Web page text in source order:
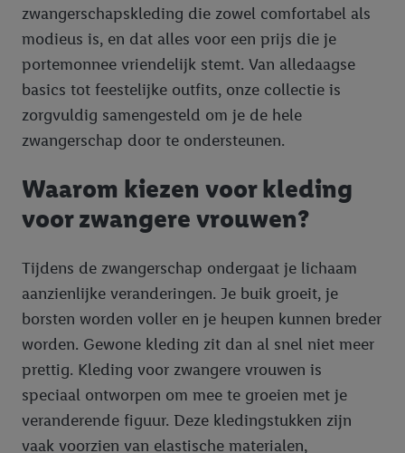
zwangerschapskleding die zowel comfortabel als
modieus is, en dat alles voor een prijs die je
portemonnee vriendelijk stemt. Van alledaagse
basics tot feestelijke outfits, onze collectie is
zorgvuldig samengesteld om je de hele
zwangerschap door te ondersteunen.
Waarom kiezen voor kleding
voor zwangere vrouwen?
Tijdens de zwangerschap ondergaat je lichaam
aanzienlijke veranderingen. Je buik groeit, je
borsten worden voller en je heupen kunnen breder
worden. Gewone kleding zit dan al snel niet meer
prettig. Kleding voor zwangere vrouwen is
speciaal ontworpen om mee te groeien met je
veranderende figuur. Deze kledingstukken zijn
vaak voorzien van elastische materialen,